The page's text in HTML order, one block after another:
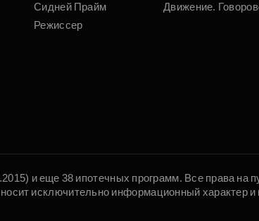
Сидней Прайм
Режиссер
Движение.
и еще 38 ипотечных программ. Все права
исключительно информационный характер